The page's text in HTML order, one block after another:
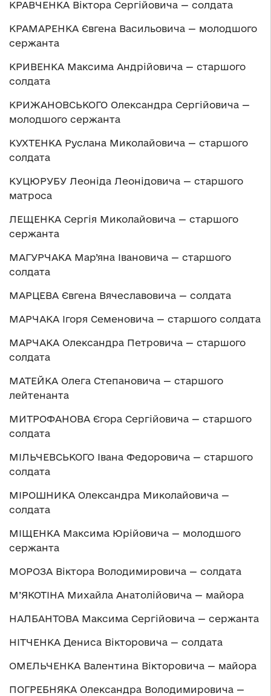
КРАВЧЕНКА Віктора Сергійовича — солдата
КРАМАРЕНКА Євгена Васильовича — молодшого
сержанта
КРИВЕНКА Максима Андрійовича — старшого
солдата
КРИЖАНОВСЬКОГО Олександра Сергійовича —
молодшого сержанта
КУХТЕНКА Руслана Миколайовича — старшого
солдата
КУЦЮРУБУ Леоніда Леонідовича — старшого
матроса
ЛЕЩЕНКА Сергія Миколайовича — старшого
сержанта
МАГУРЧАКА Мар’яна Івановича — старшого
солдата
МАРЦЕВА Євгена Вячеславовича — солдата
МАРЧАКА Ігоря Семеновича — старшого солдата
МАРЧАКА Олександра Петровича — старшого
солдата
МАТЕЙКА Олега Степановича — старшого
лейтенанта
МИТРОФАНОВА Єгора Сергійовича — старшого
солдата
МІЛЬЧЕВСЬКОГО Івана Федоровича — старшого
солдата
МІРОШНИКА Олександра Миколайовича —
солдата
МІЩЕНКА Максима Юрійовича — молодшого
сержанта
МОРОЗА Віктора Володимировича — солдата
М’ЯКОТІНА Михайла Анатолійовича — майора
НАЛБАНТОВА Максима Сергійовича — сержанта
НІТЧЕНКА Дениса Вікторовича — солдата
ОМЕЛЬЧЕНКА Валентина Вікторовича — майора
ПОГРЕБНЯКА Олександра Володимировича —